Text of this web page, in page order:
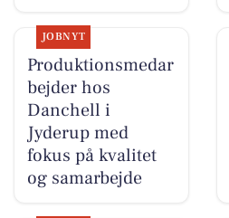
JOBNYT
Produktionsmedar
bejder hos
Danchell i
Jyderup med
fokus på kvalitet
og samarbejde